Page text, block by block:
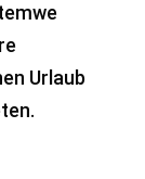
Urlaub